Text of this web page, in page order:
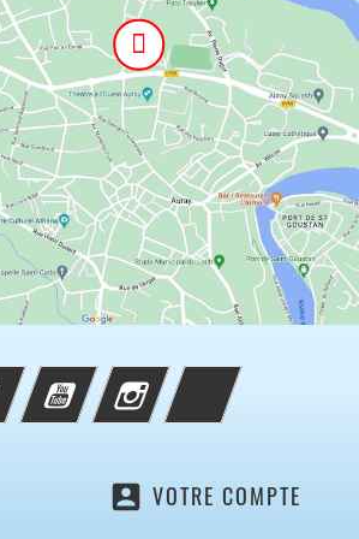
FacebookYouTube InstagramTikTok
account_box VOTRE COMPTE